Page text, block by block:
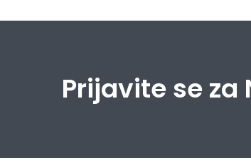
Prijavite se za